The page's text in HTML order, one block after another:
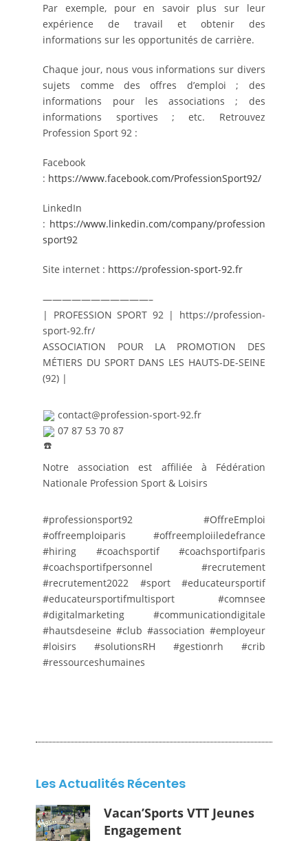
Par exemple, pour en savoir plus sur leur
expérience de travail et obtenir des
informations sur les opportunités de carrière.
Chaque jour, nous vous informations sur divers
sujets comme des offres d’emploi ; des
informations pour les associations ; des
informations sportives ; etc. Retrouvez
Profession Sport 92 :
Facebook
: https://www.facebook.com/ProfessionSport92/
LinkedIn
: https://www.linkedin.com/company/profession
sport92
Site internet : https://profession-sport-92.fr
———————————–
| PROFESSION SPORT 92 | https://profession-
sport-92.fr/
ASSOCIATION POUR LA PROMOTION DES
MÉTIERS DU SPORT DANS LES HAUTS-DE-SEINE
(92) |
contact@profession-sport-92.fr
07 87 53 70 87
Notre association est affiliée à Fédération
Nationale Profession Sport & Loisirs
#professionsport92
#OffreEmploi
#offreemploiparis
#offreemploiiledefrance
#hiring
#coachsportif
#coachsportifparis
#coachsportifpersonnel
#recrutement
#recrutement2022
#sport
#educateursportif
#educateursportifmultisport
#comnsee
#digitalmarketing
#communicationdigitale
#hautsdeseine #club #association #employeur
#loisirs
#solutionsRH #gestionrh
#crib
#ressourceshumaines
Les Actualités Récentes
Vacan’Sports VTT Jeunes
Engagement